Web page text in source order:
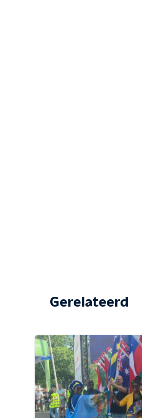
Gerelateerd